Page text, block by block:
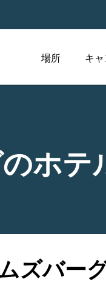
場所 キ
ホテ
ズバー